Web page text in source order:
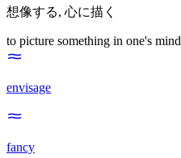
想像する, 心に描く
to picture something in one's mind
envisage
fancy